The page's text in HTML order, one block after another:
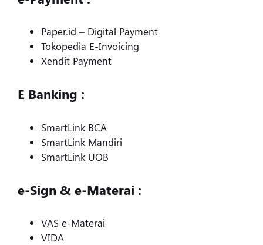
Paper.id – Digital Payment
Tokopedia E-Invoicing
Xendit Payment
E Banking :
SmartLink BCA
SmartLink Mandiri
SmartLink UOB
e-Sign & e-Materai :
VAS e-Materai
VIDA